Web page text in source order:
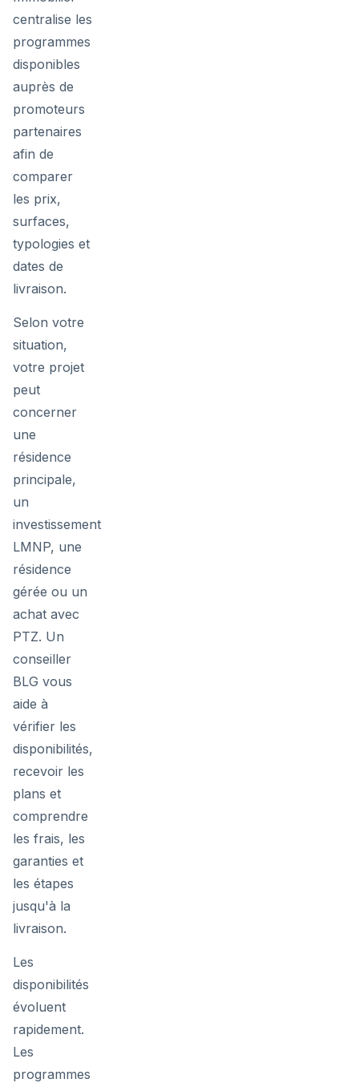
centralise les
programmes
disponibles
auprès de
promoteurs
partenaires
afin de
comparer
les prix,
surfaces,
typologies et
dates de
livraison.
Selon votre
situation,
votre projet
peut
concerner
une
résidence
principale,
un
investissement
LMNP, une
résidence
gérée ou un
achat avec
PTZ. Un
conseiller
BLG vous
aide à
vérifier les
disponibilités,
recevoir les
plans et
comprendre
les frais, les
garanties et
les étapes
jusqu'à la
livraison.
Les
disponibilités
évoluent
rapidement.
Les
programmes